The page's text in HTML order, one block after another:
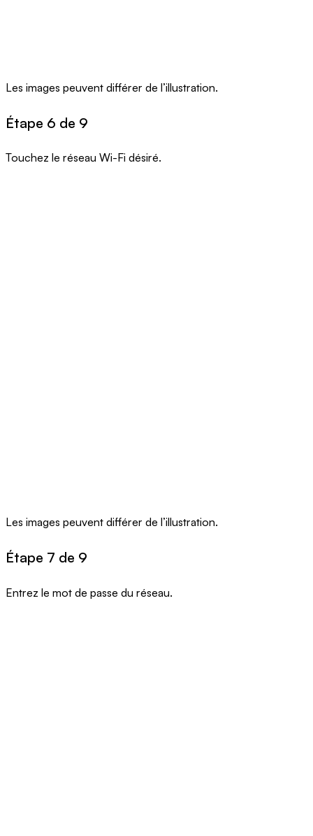
Les images peuvent différer de l’illustration.
Étape 6 de 9
Touchez le réseau Wi-Fi désiré.
Les images peuvent différer de l’illustration.
Étape 7 de 9
Entrez le mot de passe du réseau.